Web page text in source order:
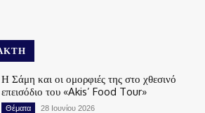
Η Σάμη και οι ομορφιές της στο χθεσινό
επεισόδιο του «Akis’ Food Tour»
Θέματα 28 Ιουνίου 2026